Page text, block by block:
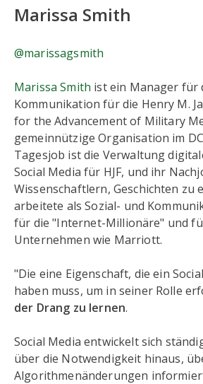
Marissa Smith
@marissagsmith
Marissa Smith ist ein Manager für
Kommunikation für die Henry M.
for the Advancement of Military
gemeinnützige Organisation im
Tagesjob ist die Verwaltung
Social Media für HJF, und ihr
Wissenschaftlern, Geschichten zu
arbeitete als Sozial- und
für die "Internet-Millionäre" und
Unternehmen wie Marriott.
"Die eine Eigenschaft, die ein
haben muss, um in seiner Rolle
der Drang zu lernen.
Social Media entwickelt sich
über die Notwendigkeit hinaus,
Algorithmenänderungen